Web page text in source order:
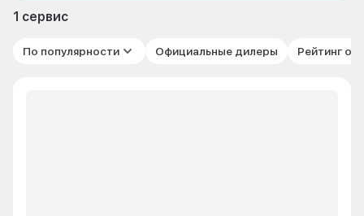
1 сервис
По популярности Официальные дилеры Рейтинг